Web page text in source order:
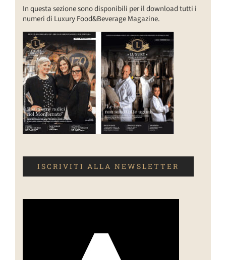
In questa sezione sono disponibili per il download tutti i
numeri di Luxury Food&Beverage Magazine.
ISCRIVITI ALLA NEWSLETTER